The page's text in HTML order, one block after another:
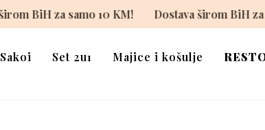
Dostava širom BiH za samo 10 KM! Dostava
Sakoi Set 2u1 Majice i košulje